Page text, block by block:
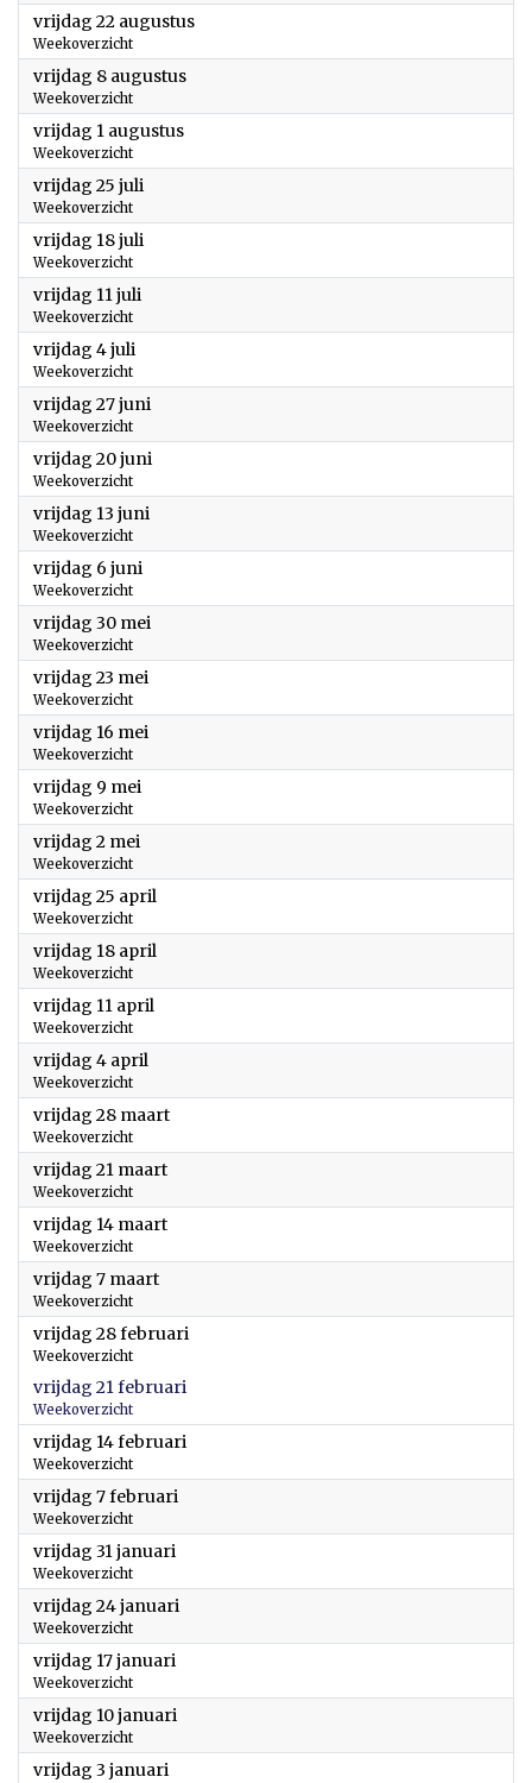
vrijdag 22 augustus2025
Weekoverzicht
vrijdag 8 augustus2025
Weekoverzicht
vrijdag 1 augustus2025
Weekoverzicht
vrijdag 25 juli
Weekoverzicht
vrijdag 18 juli
Weekoverzicht
vrijdag 11 juli
Weekoverzicht
vrijdag 4 juli
Weekoverzicht
vrijdag 27 juni
Weekoverzicht
vrijdag 20 juni
Weekoverzicht
vrijdag 13 juni
Weekoverzicht
vrijdag 6 juni
Weekoverzicht
vrijdag 30 mei
Weekoverzicht
vrijdag 23 mei
Weekoverzicht
vrijdag 16 mei
Weekoverzicht
vrijdag 9 mei
Weekoverzicht
vrijdag 2 mei
Weekoverzicht
vrijdag 25 april
Weekoverzicht
vrijdag 18 april
Weekoverzicht
vrijdag 11 april
Weekoverzicht
vrijdag 4 april
Weekoverzicht
vrijdag 28 maart2025
Weekoverzicht
vrijdag 21 maart2025
Weekoverzicht
vrijdag 14 maart2025
Weekoverzicht
vrijdag 7 maart2025
Weekoverzicht
vrijdag 28 februari
Weekoverzicht
vrijdag 21 februari
Weekoverzicht
vrijdag 14 februari
Weekoverzicht
vrijdag 7 februari
Weekoverzicht
vrijdag 31 januari
Weekoverzicht
vrijdag 24 januari
Weekoverzicht
vrijdag 17 januari
Weekoverzicht
vrijdag 10 januari
Weekoverzicht
vrijdag 3 januari